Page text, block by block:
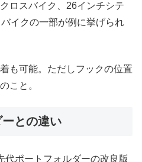
ロスバイク、26インチシテ
イクの一部が例に挙げられ
も可能。ただしフックの位置
こと。
との違い
代ポートフォルダーの改良版